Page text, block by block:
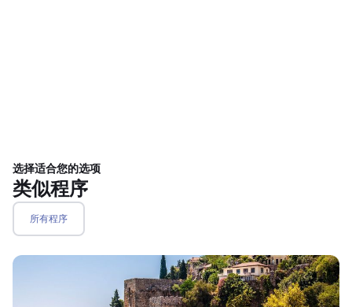
选择适合您的选项
类似程序
所有程序